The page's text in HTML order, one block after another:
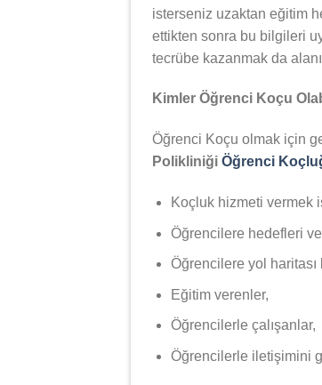
isterseniz uzaktan eğitim
ettikten sonra bu bilgileri
tecrübe kazanmak da
Kimler Öğrenci Koçu
Öğrenci Koçu olmak için
Polikliniği Öğrenci
Koçluk hizmeti vermek
Öğrencilere hedefleri
Öğrencilere yol
Eğitim verenler,
Öğrencilerle çalışanlar,
Öğrencilerle iletişimini